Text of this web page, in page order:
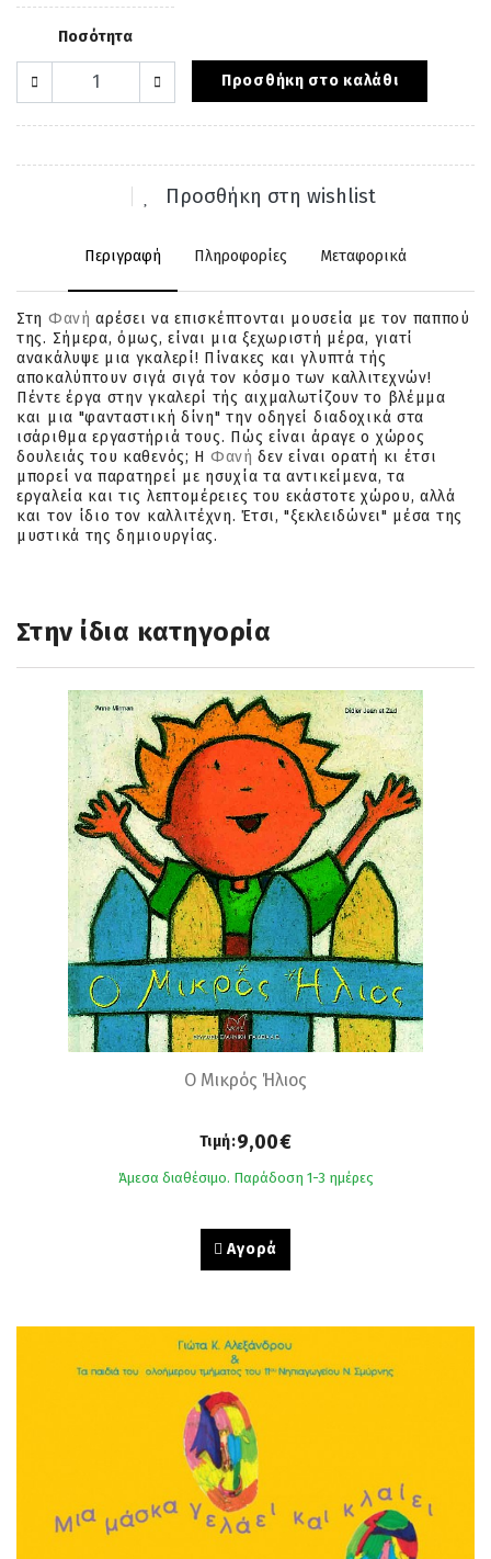
Ποσότητα
Προσθήκη στο καλάθι
Προσθήκη στη wishlist
Περιγραφή Πληροφορίες Μεταφορικά
Στη Φανή αρέσει να επισκέπτονται μουσεία με τον παππού
της. Σήμερα, όμως, είναι μια ξεχωριστή μέρα, γιατί
ανακάλυψε μια γκαλερί! Πίνακες και γλυπτά τής
αποκαλύπτουν σιγά σιγά τον κόσμο των καλλιτεχνών!
Πέντε έργα στην γκαλερί τής αιχμαλωτίζουν το βλέμμα
και μια "φανταστική δίνη" την οδηγεί διαδοχικά στα
ισάριθμα εργαστήριά τους. Πώς είναι άραγε ο χώρος
δουλειάς του καθενός; Η Φανή δεν είναι ορατή κι έτσι
μπορεί να παρατηρεί με ησυχία τα αντικείμενα, τα
εργαλεία και τις λεπτομέρειες του εκάστοτε χώρου, αλλά
και τον ίδιο τον καλλιτέχνη. Έτσι, "ξεκλειδώνει" μέσα της
μυστικά της δημιουργίας.
Στην ίδια κατηγορία
Ο Μικρός Ήλιος
Τιμή:9,00€
Άμεσα διαθέσιμο. Παράδοση 1-3 ημέρες
Αγορά